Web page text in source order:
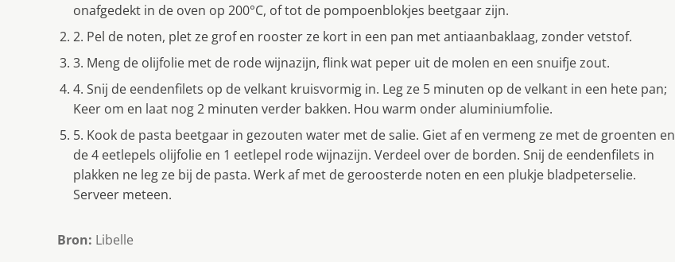
onafgedekt in de oven op 200°C, of tot de pompoenblokjes beetgaar zijn.
2. Pel de noten, plet ze grof en rooster ze kort in een pan met antiaanbaklaag, zonder vetstof.
3. Meng de olijfolie met de rode wijnazijn, flink wat peper uit de molen en een snuifje zout.
4. Snij de eendenfilets op de velkant kruisvormig in. Leg ze 5 minuten op de velkant in een hete pan;
Keer om en laat nog 2 minuten verder bakken. Hou warm onder aluminiumfolie.
5. Kook de pasta beetgaar in gezouten water met de salie. Giet af en vermeng ze met de groenten en
de 4 eetlepels olijfolie en 1 eetlepel rode wijnazijn. Verdeel over de borden. Snij de eendenfilets in
plakken ne leg ze bij de pasta. Werk af met de geroosterde noten en een plukje bladpeterselie.
Serveer meteen.
Bron: Libelle